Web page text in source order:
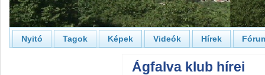
Nyitó Tagok Képek Videók Hírek
Ágfalva klub hírei